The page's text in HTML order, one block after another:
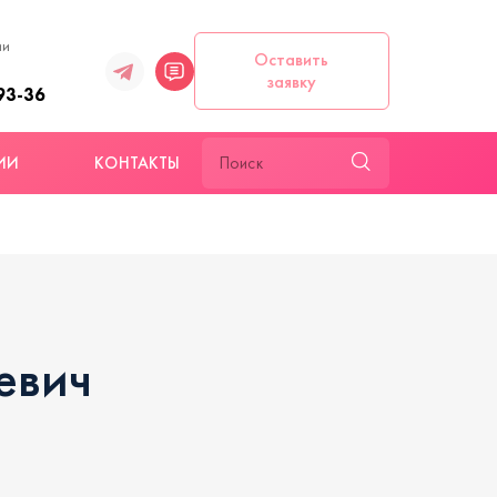
36
Оставить
заявку
КОНТАКТЫ